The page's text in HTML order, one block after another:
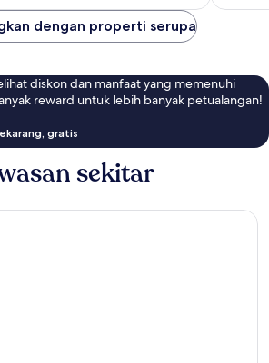
dengan properti serupa
diskon dan manfaat yang memenuhi
reward untuk lebih banyak petualangan!
gratis
sekitar